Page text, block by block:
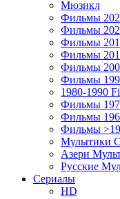
Мюзикл
Фильмы
Фильмы
Фильмы
Фильмы
Фильмы
Фильмы
1980-1990
Фильмы
Фильмы
Фильмы
Мулытики
Азери
Русские
Сериалы
HD